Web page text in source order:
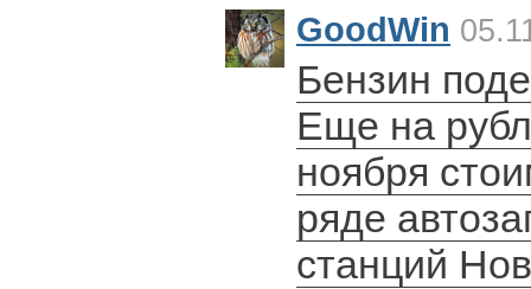
GoodWin
Бензин
Еще на
ноября
ряде
станций